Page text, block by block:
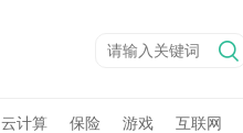
云计算 保险 游戏 互联网